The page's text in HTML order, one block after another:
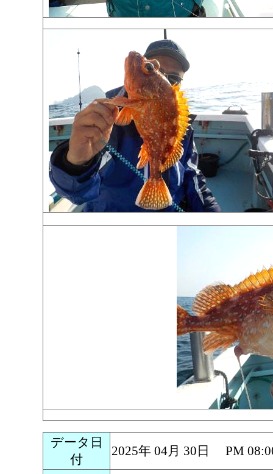
データ日
付
2025年 04月 30日 PM